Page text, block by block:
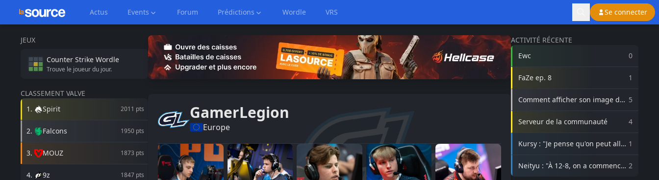
Actus Events Forum Prédictions Wordle VRS Se connecter
JEUX
Counter Strike Wordle
Trouve le joueur du jour.
CLASSEMENT VALVE
1 . Spirit 2011 pts
2. Falcons 1950 pts
3. MOUZ 1873 pts
4. 9z 1847 pts
GamerLegion
Europe
ACTIVITÉ RÉCENTE
Ewc
0
FaZe ep. 8 1
Comment afficher son image de
5
Serveur de la communauté 4
Kursy : "Je pense qu'on peut aller
3DMAX"
1
Neityu : "À 12-8, on a commencé 2